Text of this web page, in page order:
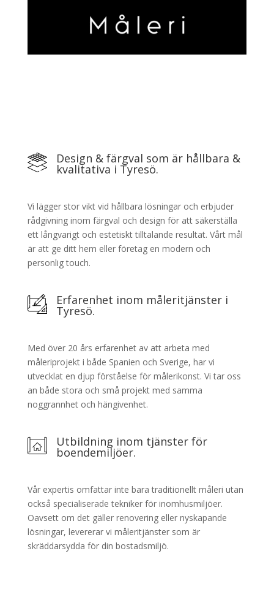
Design & färgval som är hållbara &
kvalitativa i Tyresö.
Vi lägger stor vikt vid hållbara lösningar och erbjuder
rådgivning inom färgval och design för att säkerställa
ett långvarigt och estetiskt tilltalande resultat. Vårt mål
är att ge ditt hem eller företag en modern och
personlig touch.
Erfarenhet inom måleritjänster i
Tyresö.
Med över 20 års erfarenhet av att arbeta med
måleriprojekt i både Spanien och Sverige, har vi
utvecklat en djup förståelse för målerikonst. Vi tar oss
an både stora och små projekt med samma
noggrannhet och hängivenhet.
Utbildning inom tjänster för
boendemiljöer.
Vår expertis omfattar inte bara traditionellt måleri utan
också specialiserade tekniker för inomhusmiljöer.
Oavsett om det gäller renovering eller nyskapande
lösningar, levererar vi måleritjänster som är
skräddarsydda för din bostadsmiljö.